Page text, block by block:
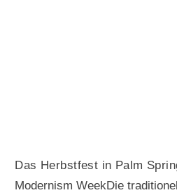
Das Herbstfest in Palm
Modernism WeekDie